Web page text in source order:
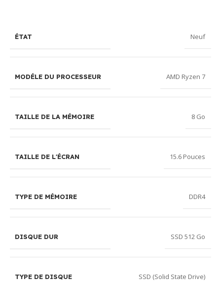
ÉTAT Neuf
MODÉLE DU PROCESSEUR AMD Ryzen 7
TAILLE DE LA MÉMOIRE 8 Go
TAILLE DE L'ÉCRAN 15.6 Pouces
TYPE DE MÉMOIRE DDR4
DISQUE DUR SSD 512 Go
TYPE DE DISQUE SSD (Solid State Drive)